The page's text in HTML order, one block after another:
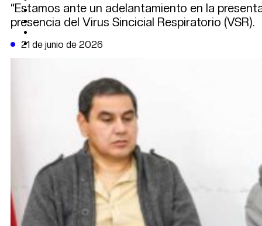
POLÍTICA
CAMBIO CLIMÁTICO
DE LA TRIBUNA TV
“Estamos ante un adelantamiento en la
presencia del Virus Sincicial Respiratorio (VSR).
21 de junio de 2026